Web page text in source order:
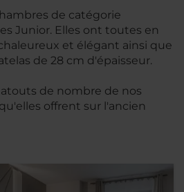
de catégorie
Junior. Elles ont toutes en
et élégant ainsi que
de 28 cm d'épaisseur.
de nombre de nos
offrent sur l'ancien